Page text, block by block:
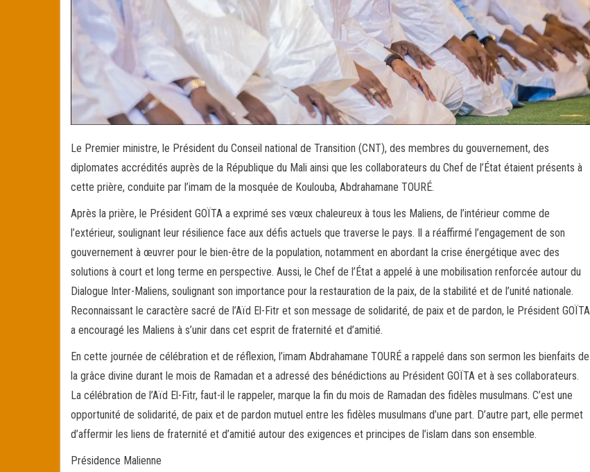
Le Premier ministre, le Président du Conseil national de Transition (CNT), des membres du gouvernement, des
diplomates accrédités auprès de la République du Mali ainsi que les collaborateurs du Chef de l’État étaient présents à
cette prière, conduite par l’imam de la mosquée de Koulouba, Abdrahamane TOURÉ.
Après la prière, le Président GOÏTA a exprimé ses vœux chaleureux à tous les Maliens, de l’intérieur comme de
l’extérieur, soulignant leur résilience face aux défis actuels que traverse le pays. Il a réaffirmé l’engagement de son
gouvernement à œuvrer pour le bien-être de la population, notamment en abordant la crise énergétique avec des
solutions à court et long terme en perspective. Aussi, le Chef de l’État a appelé à une mobilisation renforcée autour du
Dialogue Inter-Maliens, soulignant son importance pour la restauration de la paix, de la stabilité et de l’unité nationale.
Reconnaissant le caractère sacré de l’Aïd El-Fitr et son message de solidarité, de paix et de pardon, le Président GOÏTA
a encouragé les Maliens à s’unir dans cet esprit de fraternité et d’amitié.
En cette journée de célébration et de réflexion, l’imam Abdrahamane TOURÉ a rappelé dans son sermon les bienfaits de
la grâce divine durant le mois de Ramadan et a adressé des bénédictions au Président GOÏTA et à ses collaborateurs.
La célébration de l’Aïd El-Fitr, faut-il le rappeler, marque la fin du mois de Ramadan des fidèles musulmans. C’est une
opportunité de solidarité, de paix et de pardon mutuel entre les fidèles musulmans d’une part. D’autre part, elle permet
d’affermir les liens de fraternité et d’amitié autour des exigences et principes de l’islam dans son ensemble.
Présidence Malienne